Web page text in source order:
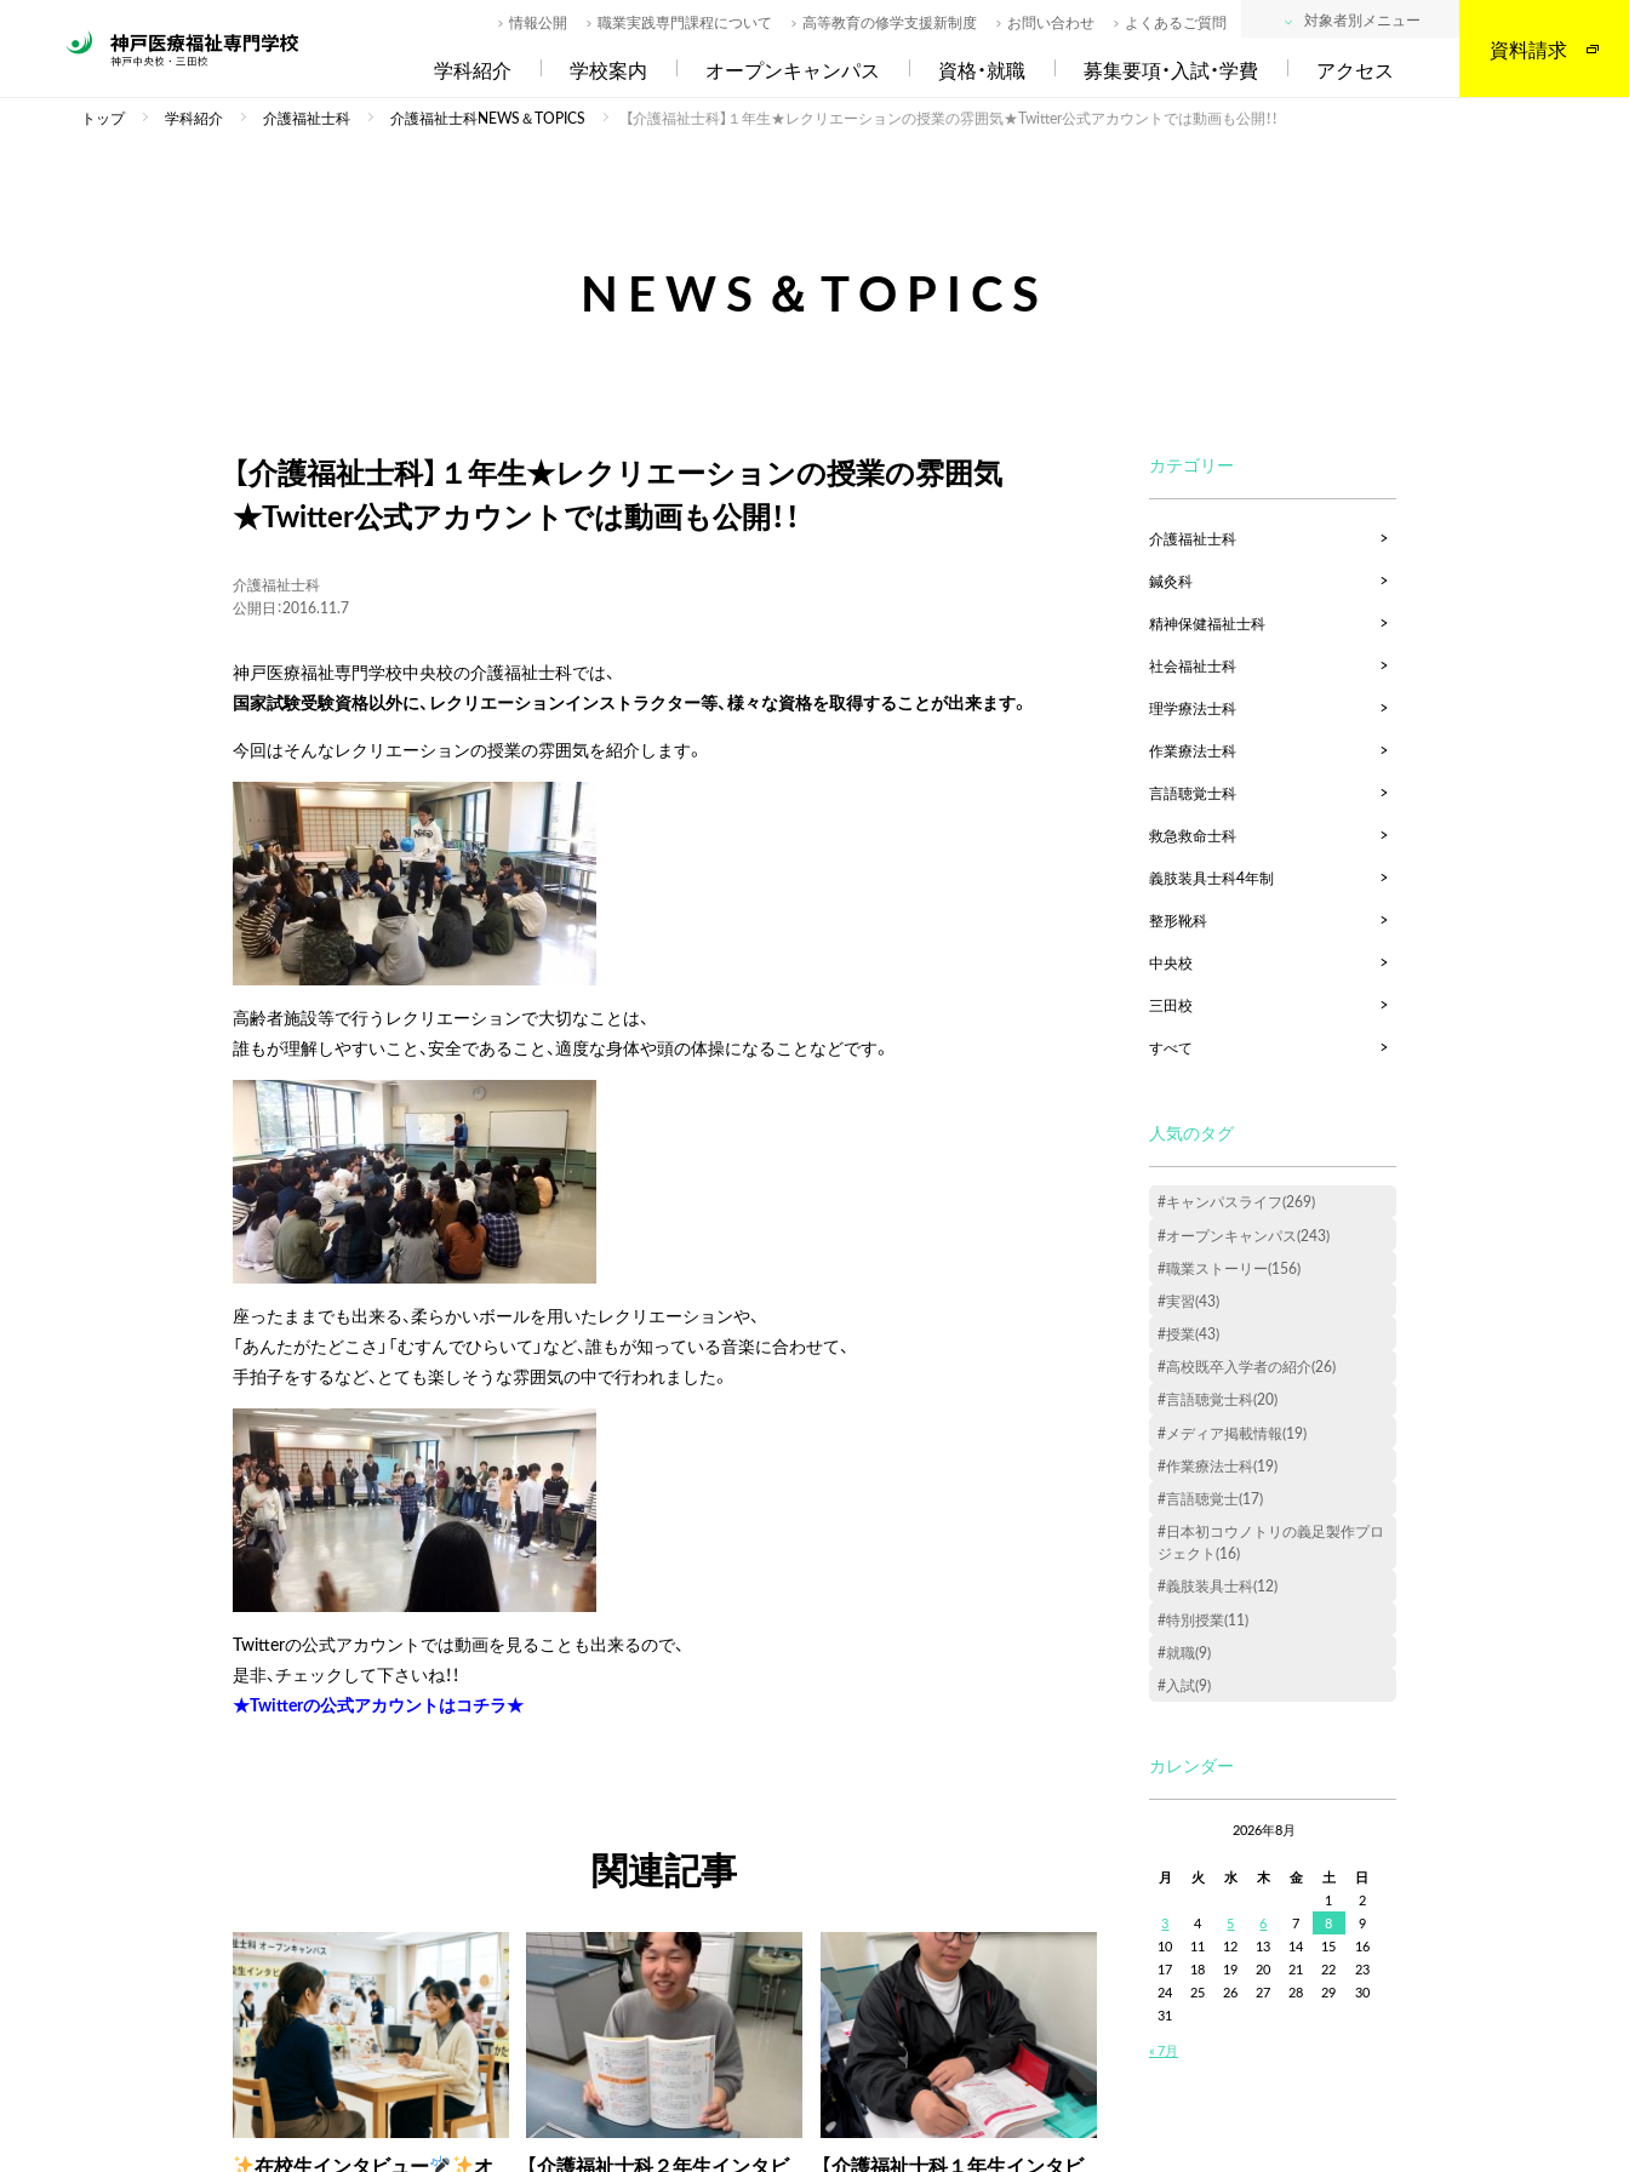
資料請求
学科紹介 学校案内 オープンキャンパス 資格・就職 募集要項・入試・学費 アクセス
情報公開 職業実践専門課程について 高等教育の修学支援新制度 お問い合わせ よくあるご質問 対象者別メニュー
トップ 学科紹介 介護福祉士科 介護福祉士科NEWS＆TOPICS 【介護福祉士科】１年生★レクリエーションの授業の雰囲気★Twitter公式アカウントでは動画も公開！！
NEWS＆TOPICS
【介護福祉士科】１年生★レクリエーションの授業の雰囲気
★Twitter公式アカウントでは動画も公開！！
介護福祉士科
公開日：2016.11.7
神戸医療福祉専門学校中央校の介護福祉士科では、
国家試験受験資格以外に、レクリエーションインストラクター等、様々な資格を取得することが出来ます。
今回はそんなレクリエーションの授業の雰囲気を紹介します。
高齢者施設等で行うレクリエーションで大切なことは、
誰もが理解しやすいこと、安全であること、適度な身体や頭の体操になることなどです。
座ったままでも出来る、柔らかいボールを用いたレクリエーションや、
「あんたがたどこさ」「むすんでひらいて」など、誰もが知っている音楽に合わせて、
手拍子をするなど、とても楽しそうな雰囲気の中で行われました。
Twitterの公式アカウントでは動画を見ることも出来るので、
是非、チェックして下さいね！！
★Twitterの公式アカウントはコチラ★
関連記事
在校生インタビュー オ 【介護福祉士科２年生インタビ 【介護福祉士科１年生インタビ
カテゴリー
介護福祉士科
鍼灸科
精神保健福祉士科
社会福祉士科
理学療法士科
作業療法士科
言語聴覚士科
救急救命士科
義肢装具士科4年制
整形靴科
中央校
三田校
すべて
人気のタグ
#キャンパスライフ(269)
#オープンキャンパス(243)
#職業ストーリー(156)
#実習(43)
#授業(43)
#高校既卒入学者の紹介(26)
#言語聴覚士科(20)
#メディア掲載情報(19)
#作業療法士科(19)
#言語聴覚士(17)
#日本初コウノトリの義足製作プロ
ジェクト(16)
#義肢装具士科(12)
#特別授業(11)
#就職(9)
#入試(9)
カレンダー
2026年8月
月 火 水 木 金 土
日
1
2
3
4 5 6 7 8
9
10
11 12 13 14 15
16
17
18 19 20 21 22
23
24
25 26 27 28 29
30
31
« 7月